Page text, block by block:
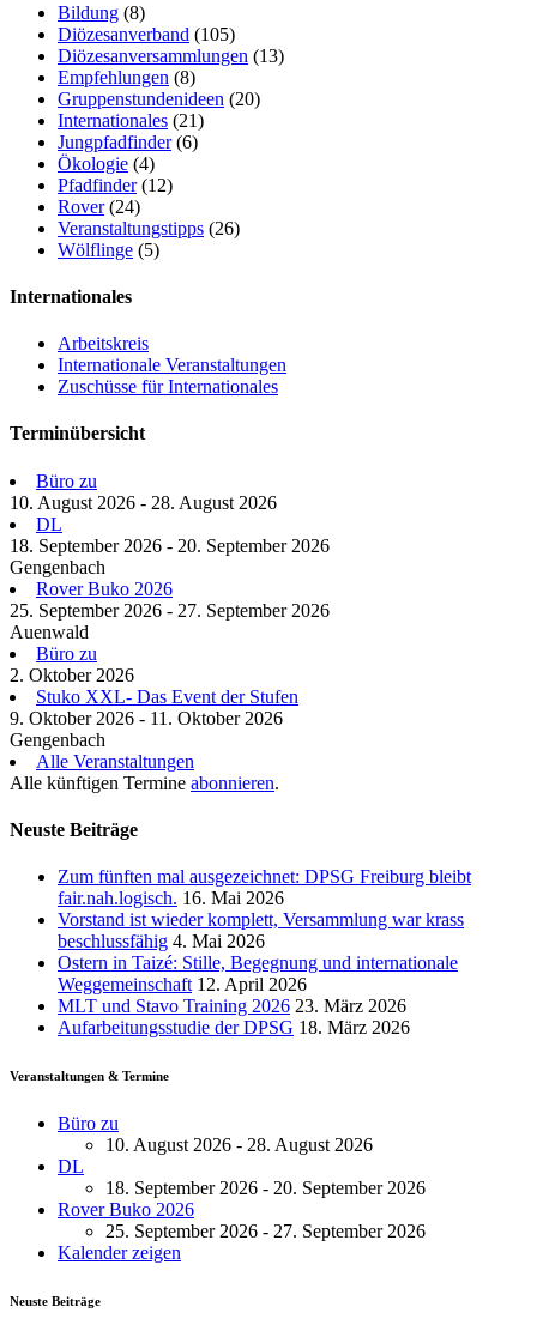
Bildung (8)
Diözesanverband (105)
Diözesanversammlungen (13)
Empfehlungen (8)
Gruppenstundenideen (20)
Internationales (21)
Jungpfadfinder(6)
Ökologie (4)
Pfadfinder(12)
Rover(24)
Veranstaltungstipps (26)
Wölflinge (5)
Internationales
Arbeitskreis
Internationale Veranstaltungen
Zuschüsse für Internationales
Terminübersicht
Büro zu
10. August 2026 - 28. August 2026
DL
18. September 2026 - 20. September 2026
Gengenbach
Rover Buko 2026
25. September 2026 - 27. September 2026
Auenwald
Büro zu
2. Oktober 2026
Stuko XXL- Das Event der Stufen
9. Oktober 2026 - 11. Oktober 2026
Gengenbach
Alle Veranstaltungen
Alle künftigen Termine abonnieren.
Neuste Beiträge
Zum fünften mal ausgezeichnet: DPSG Freiburg bleibt
fair.nah.logisch. 16. Mai 2026
Vorstand ist wieder komplett, Versammlung war krass
beschlussfähig 4. Mai 2026
Ostern in Taizé: Stille, Begegnung und internationale
Weggemeinschaft 12. April 2026
MLT und Stavo Training 2026 23. März 2026
Aufarbeitungsstudie der DPSG 18. März 2026
Veranstaltungen & Termine
Büro zu
10. August 2026 - 28. August 2026
DL
18. September 2026 - 20. September 2026
Rover Buko 2026
25. September 2026 - 27. September 2026
Kalender zeigen
Neuste Beiträge